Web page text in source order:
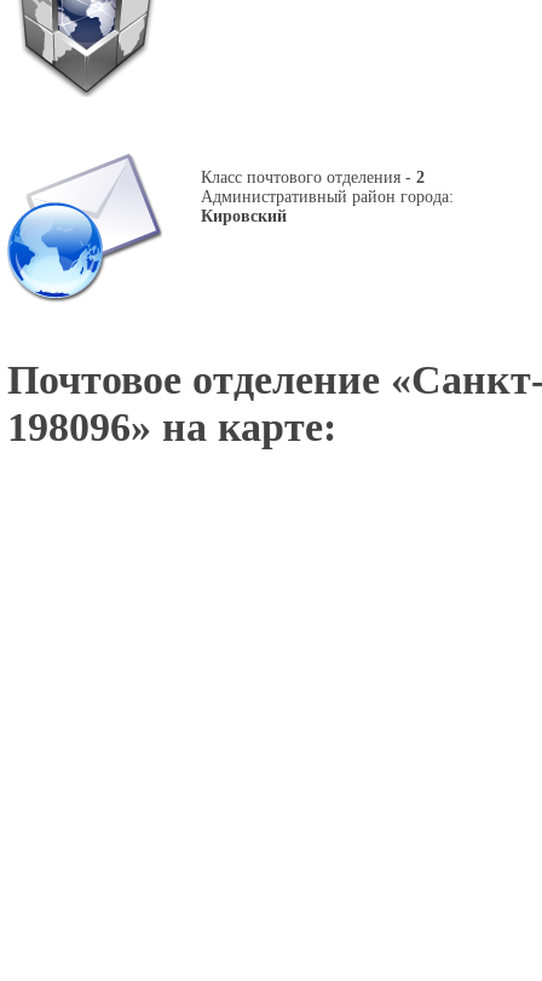
Класс почтового отделения - 2
Административный район города:
Кировский
Почтовое отделение «
198096» на карте: